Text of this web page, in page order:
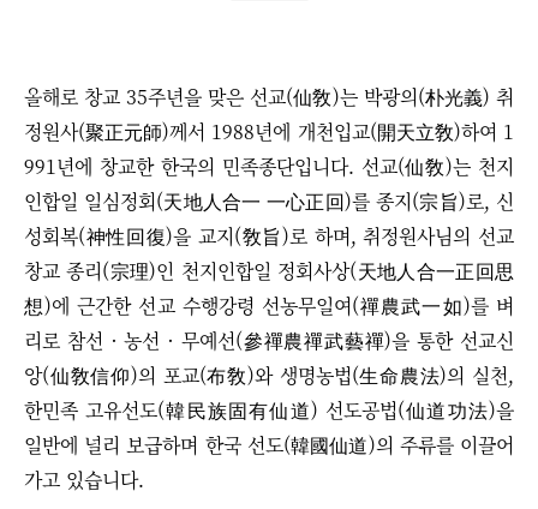
올해로 창교 35주년을 맞은 선교(仙敎)는 박광의(朴光義) 취
정원사(聚正元師)께서 1988년에 개천입교(開天立敎)하여 1
991년에 창교한 한국의 민족종단입니다. 선교(仙敎)는 천지
인합일 일심정회(天地人合一 一心正回)를 종지(宗旨)로, 신
성회복(神性回復)을 교지(敎旨)로 하며, 취정원사님의 선교
창교 종리(宗理)인 천지인합일 정회사상(天地人合一正回思
想)에 근간한 선교 수행강령 선농무일여(禪農武一如)를 벼
리로 참선 · 농선 · 무예선(參禪農禪武藝禪)을 통한 선교신
앙(仙敎信仰)의 포교(布敎)와 생명농법(生命農法)의 실천,
한민족 고유선도(韓民族固有仙道) 선도공법(仙道功法)을
일반에 널리 보급하며 한국 선도(韓國仙道)의 주류를 이끌어
가고 있습니다.